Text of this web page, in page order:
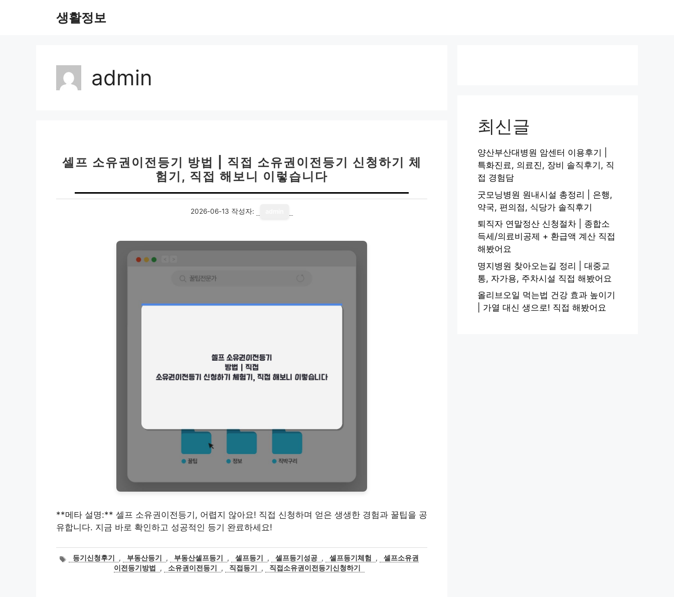
생활정보
admin
셀프 소유권이전등기 방법 | 직접 소유권이전등기 신청하기 체
험기, 직접 해보니 이렇습니다
2026-06-13 작성자:
**메타 설명:** 셀프 소유권이전등기, 어렵지 않아요! 직접 신청하며 얻은 생생한 경험과 꿀팁을 공
유합니다. 지금 바로 확인하고 성공적인 등기 완료하세요!
태등기신청후기 , 부동산등기 , 부동산셀프등기 , 셀프등기 , 셀프등기성공 , 셀프등기체험 ,
셀프소유권
이전등기방법
, 소유권이전등기 , 직접등기 , 직접소유권이전등기신청하기
최신글
양산부산대병원 암센터 이용후기 |
특화진료, 의료진, 장비 솔직후기, 직
접 경험담
굿모닝병원 원내시설 총정리 | 은행,
약국, 편의점, 식당가 솔직후기
퇴직자 연말정산 신청절차 | 종합소
득세/의료비공제 + 환급액 계산 직접
해봤어요
명지병원 찾아오는길 정리 | 대중교
통, 자가용, 주차시설 직접 해봤어요
올리브오일 먹는법 건강 효과 높이기
| 가열 대신 생으로! 직접 해봤어요